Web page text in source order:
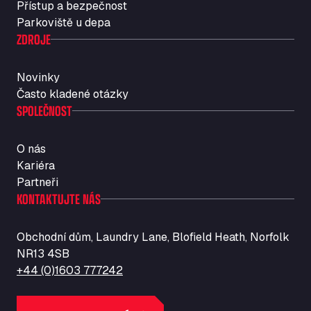
Str. Vigentina, 205 km 5+380, 27010
Autotransit Amann
Auf dem Dreisch 8, 34346
Vasilikos Intersection E90, 46 100
AW Jenkinson Runcorn Truck Parking
Ashville Way, WA7 3EZ
M6 J40, Penrith Industrial Estate, CA11 9EH
Backline Logistics Limited
Hill Barton Business park, EX5 1DR
Ballestas Flores
Ballinluig Services
Ballinluig, PH9 0LG
Bapaume Truck House A1
ZI de la Vallée du Bois EST, 62450
Přístup a bezpečnost
Parkoviště u depa
ZDROJE
Novinky
Často kladené otázky
SPOLEČNOST
O nás
Kariéra
Partneři
KONTAKTUJTE NÁS
Obchodní dům, Laundry Lane, Blofield Heath, Norfolk
NR13 4SB
+44 (0)1603 777242